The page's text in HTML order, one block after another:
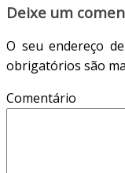
Deixe um
O seu endereço
obrigatórios são